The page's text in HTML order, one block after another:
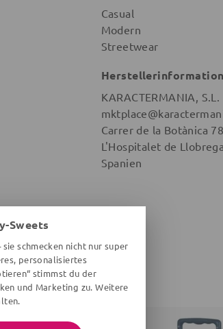
Casual
Modern
Streetwear
KARACTERMANIA, S.L.
Carrer de la Botànica 78
L'Hospitalet de
Spanien
MARKE
Sweets
schmecken nicht nur super
personalisiertes
stimmst du der
und Marketing zu. Weitere